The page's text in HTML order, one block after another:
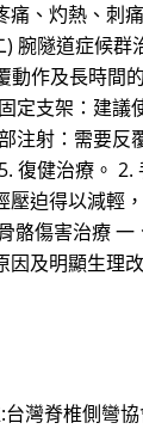
痛、灼熱、刺
腕隧道症候群
動作及長時間
定支架：建議
注射：需要反
復健治療。 2.
壓迫得以減輕
骼傷害治療 一
及明顯生理改
灣脊椎側彎